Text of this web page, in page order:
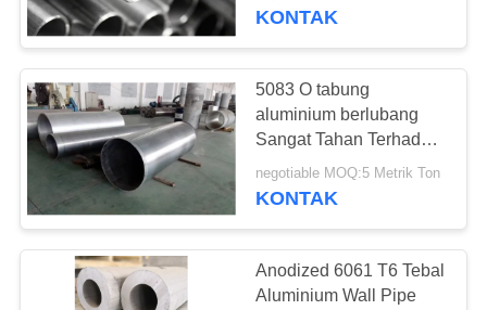
KUALITAS
HUBUNGI
KAMI
BERITA
PERMINTAAN
PENAWARAN
2024 Batang Bulat
Aluminium
KONTAK
5083 O tabung
aluminium berlubang
Sangat Tahan Terhadap
Serangan oleh
Lingkungan Air Laut
negotiable MOQ:5 Metrik Ton
KONTAK
Anodized 6061 T6 Tebal
Aluminium Wall Pipe